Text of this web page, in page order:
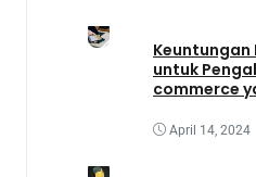
Keuntungan
untuk
commerce
April 14, 2024